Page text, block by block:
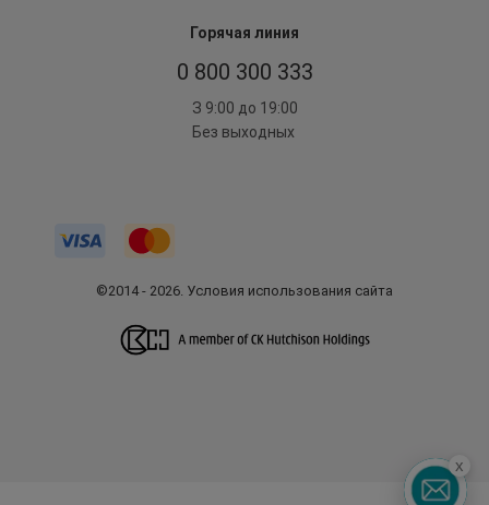
Горячая линия
0 800 300 333
З 9:00 до 19:00
Без выходных
©2014 - 2026. Условия использования сайта
x